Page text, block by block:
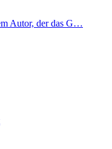
Autor, der das G…